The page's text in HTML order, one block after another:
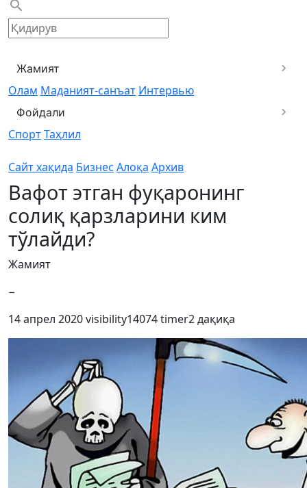
Жамият
Олам Маданият-санъат Интервью
Фойдали
СпортТаҳлил
Сайт хақида Бизнес Алоқа Архив
Вафот этган фуқаронинг
солиқ қарзларини ким
тўлайди?
Жамият
−
14 апрел 2020visibility14074timer2 дақиқа